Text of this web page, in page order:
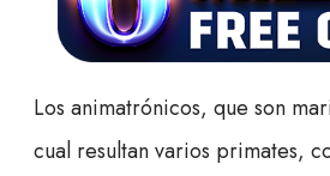
Los animatrónicos, que son
cual resultan varios primates,